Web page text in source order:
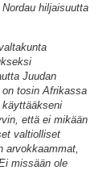
hiljaisuutta
Juudan
tosin Afrikassa
että ei mikään
valtiolliset
arvokkaammat,
missään ole